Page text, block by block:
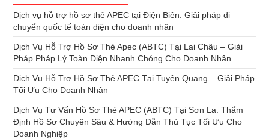
TƯ VẤN HỘ CHIẾU
LIÊN HỆ
Dịch vụ hỗ trợ hồ sơ thẻ APEC tại Điện Biên: Giải pháp di
chuyển quốc tế toàn diện cho doanh nhân
Dịch Vụ Hỗ Trợ Hồ Sơ Thẻ Apec (ABTC) Tại Lai Châu – Giải
Pháp Pháp Lý Toàn Diện Nhanh Chóng Cho Doanh Nhân
Dịch Vụ Hỗ Trợ Hồ Sơ Thẻ APEC Tại Tuyên Quang – Giải Pháp
Tối Ưu Cho Doanh Nhân
Dịch Vụ Tư Vấn Hồ Sơ Thẻ APEC (ABTC) Tại Sơn La: Thẩm
Định Hồ Sơ Chuyên Sâu & Hướng Dẫn Thủ Tục Tối Ưu Cho
Doanh Nghiệp